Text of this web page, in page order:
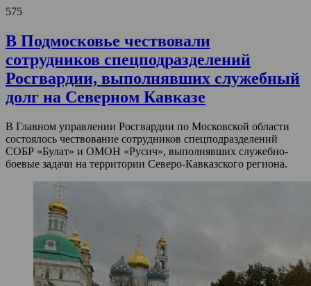
575
В Подмосковье чествовали
сотрудников спецподразделений
Росгвардии, выполнявших служебный
долг на Северном Кавказе
В Главном управлении Росгвардии по Московской области
состоялось чествование сотрудников спецподразделений
СОБР «Булат» и ОМОН «Русич», выполнявших служебно-
боевые задачи на территории Северо-Кавказского региона.